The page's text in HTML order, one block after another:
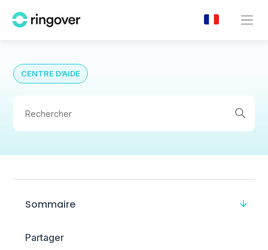
CENTRE D’AIDE
Sommaire
Partager